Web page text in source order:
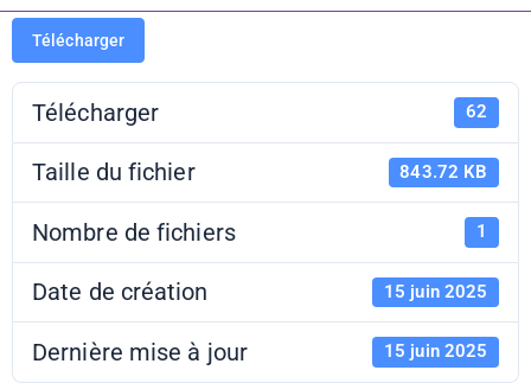
Télécharger
Télécharger 62
Taille du fichier 843.72 KB
Nombre de fichiers 1
Date de création 15 juin 2025
Dernière mise à jour 15 juin 2025